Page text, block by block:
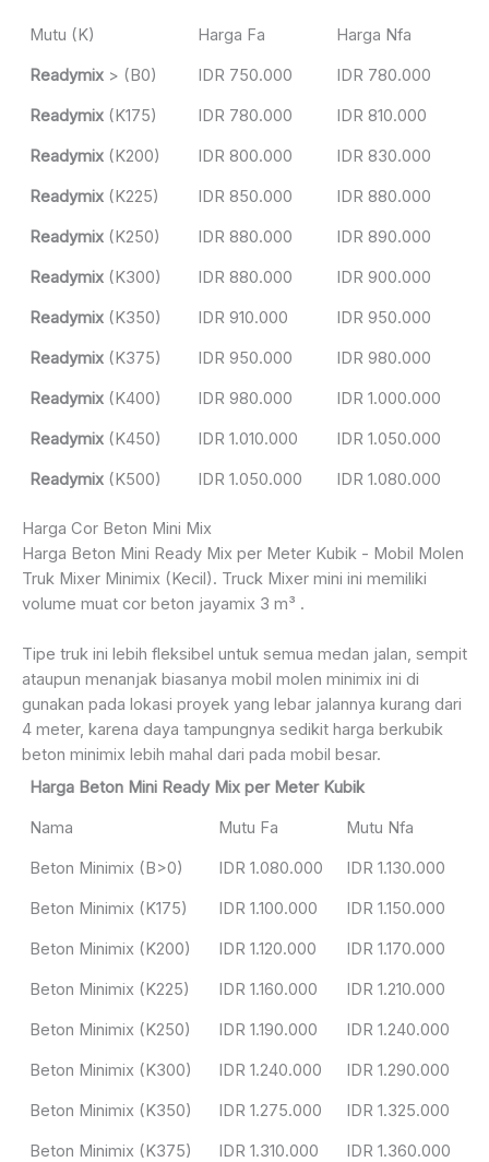
Mutu (K) Harga Fa Harga Nfa
Readymix > (B0) IDR 750.000 IDR 780.000
Readymix (K175) IDR 780.000 IDR 810.000
Readymix (K200) IDR 800.000 IDR 830.000
Readymix (K225) IDR 850.000 IDR 880.000
Readymix (K250) IDR 880.000 IDR 890.000
Readymix (K300) IDR 880.000 IDR 900.000
Readymix (K350) IDR 910.000 IDR 950.000
Readymix (K375) IDR 950.000 IDR 980.000
Readymix (K400) IDR 980.000 IDR 1.000.000
Readymix (K450) IDR 1.010.000 IDR 1.050.000
Readymix (K500) IDR 1.050.000 IDR 1.080.000
Harga Cor Beton Mini Mix
Harga Beton Mini Ready Mix per Meter Kubik - Mobil Molen
Truk Mixer Minimix (Kecil). Truck Mixer mini ini memiliki
volume muat cor beton jayamix 3 m³ .
Tipe truk ini lebih fleksibel untuk semua medan jalan, sempit
ataupun menanjak biasanya mobil molen minimix ini di
gunakan pada lokasi proyek yang lebar jalannya kurang dari
4 meter, karena daya tampungnya sedikit harga berkubik
beton minimix lebih mahal dari pada mobil besar.
Harga Beton Mini Ready Mix per Meter Kubik
Nama Mutu Fa Mutu Nfa
Beton Minimix (B>0) IDR 1.080.000 IDR 1.130.000
Beton Minimix (K175) IDR 1.100.000 IDR 1.150.000
Beton Minimix (K200) IDR 1.120.000 IDR 1.170.000
Beton Minimix (K225) IDR 1.160.000 IDR 1.210.000
Beton Minimix (K250) IDR 1.190.000 IDR 1.240.000
Beton Minimix (K300) IDR 1.240.000 IDR 1.290.000
Beton Minimix (K350) IDR 1.275.000 IDR 1.325.000
Beton Minimix (K375) IDR 1.310.000 IDR 1.360.000